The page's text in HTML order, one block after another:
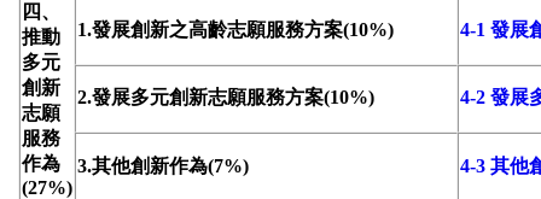
四、
推動
多元
創新
志願
服務
作為
(27%)
1.發展創新之高齡志願服務方案(10%) 4-1 發展
2.發展多元創新志願服務方案(10%) 4-2 發展
3.其他創新作為(7%) 4-3 其他